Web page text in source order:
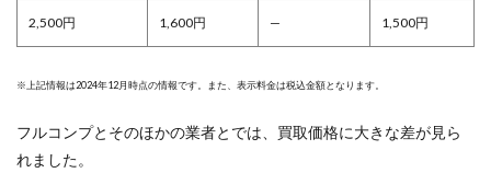
2,500円 1,600円 — 1,500円
※上記情報は2024年12月時点の情報です。また、表示料金は税込金額となります。
フルコンプとそのほかの業者とでは、買取価格に大きな差が見ら
れました。